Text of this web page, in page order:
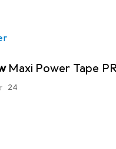
Maxi Power Tape
24